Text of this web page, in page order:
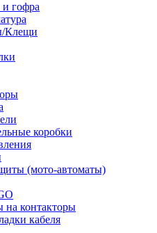
и гофра
Клещи
коробки
(мото-автоматы)
на контакторы
кабеля